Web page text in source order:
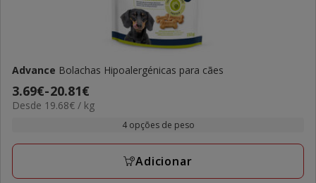
Advance Bolachas Hipoalergénicas para cães
Preço
de
a
3.69€-20.81€
19.68€
Desde 19.68€ / kg
4 opções de peso
Adicionar